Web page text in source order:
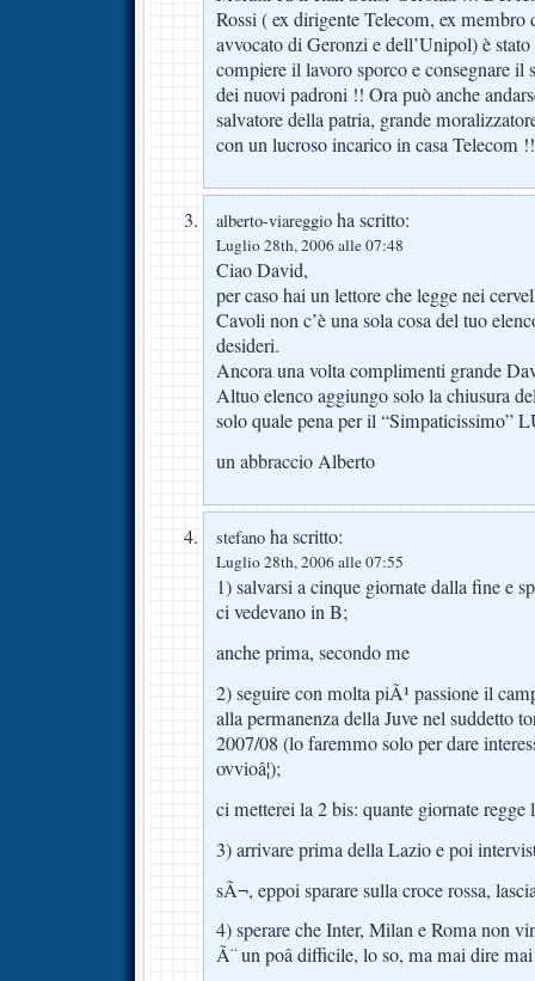
Rossi ( ex dirigente Telecom, ex membro
avvocato di Geronzi e dell’Unipol) è
compiere il lavoro sporco e consegnare il
dei nuovi padroni !! Ora può anche
salvatore della patria, grande
con un lucroso incarico in casa Telecom !!
alberto-viareggio ha scritto:
Luglio 28th, 2006 alle 07:48
Ciao David,
per caso hai un lettore che legge nei
Cavoli non c’è una sola cosa del tuo
desideri.
Ancora una volta complimenti grande
Altuo elenco aggiungo solo la chiusura
solo quale pena per il “Simpaticissimo”
un abbraccio Alberto
stefano ha scritto:
Luglio 28th, 2006 alle 07:55
1) salvarsi a cinque giornate dalla fine e
ci vedevano in B;
anche prima, secondo me
2) seguire con molta piÃ¹ passione il
alla permanenza della Juve nel suddetto
2007/08 (lo faremmo solo per dare
ovvioâ¦);
ci metterei la 2 bis: quante giornate
3) arrivare prima della Lazio e poi
sÃ¬, eppoi sparare sulla croce rossa,
4) sperare che Inter, Milan e Roma non
Ã¨ un poâ difficile, lo so, ma mai dire